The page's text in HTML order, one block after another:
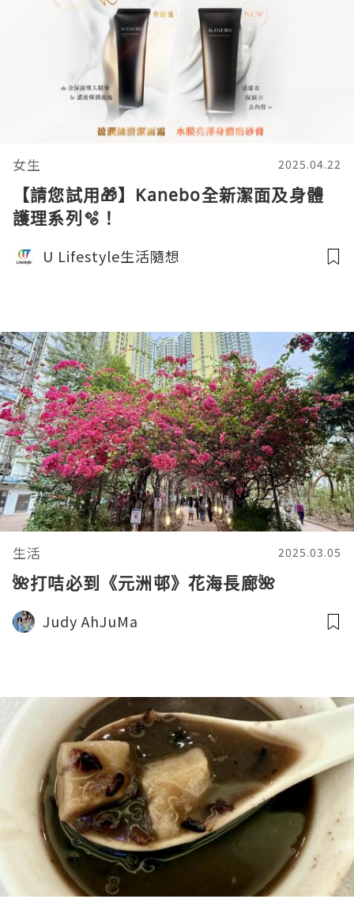
女生 2025.04.22
【請您試用🎁】Kanebo全新潔面及身體
護理系列🫧！
U Lifestyle生活隨想
生活 2025.03.05
🌺打咭必到《元洲邨》花海長廊🌺
Judy AhJuMa